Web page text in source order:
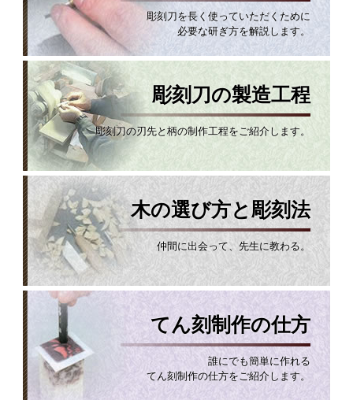
彫刻刀を長く使っていただくために
必要な研ぎ方を解説します。
彫刻刀の製造工程
彫刻刀の刃先と柄の制作工程をご紹介します。
木の選び方と彫刻法
仲間に出会って、先生に教わる。
てん刻制作の仕方
誰にでも簡単に作れる
てん刻制作の仕方をご紹介します。